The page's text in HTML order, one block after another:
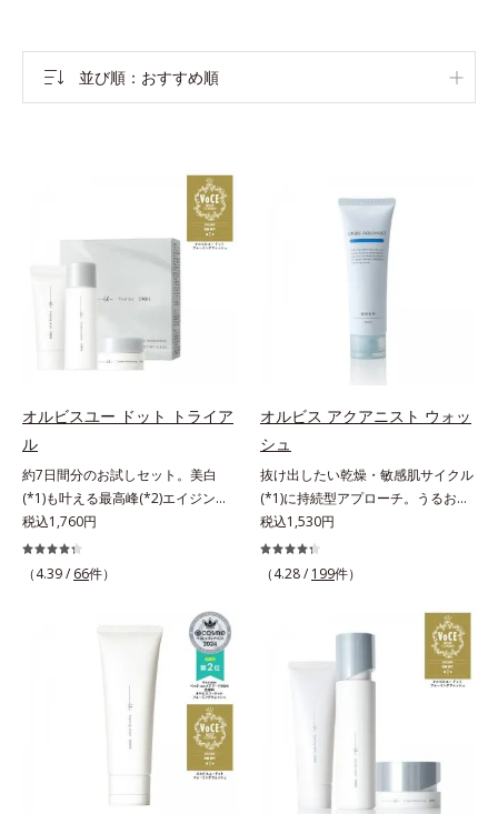
並び順 おすすめ順
オルビスユー ドット トライア
ル
約7日間分のお試しセット。美白
(*1)も叶える最高峰(*2)エイジング
ケア(*3)。ハリも透明感(*4)も結果
主義。年齢サイン(*5)の因子に着目
した肌科学エイジングケア(*3)シリ
ズは、年齢による肌悩み一つ一つを
対処するのではなく、肌で起きてい
ることの根本原因に着目。加齢とと
もに現れる年齢サイン(*5)について
研究を進めたところ、弾力感のない
状態である「ハリのなさ」や、くす
み(*6)などが現れている状態である
「透明感のなさ」が現れることで大
人の肌印象に大きな影響を与えてい
税込1,760円
（4.39 / 66件）
オルビス アクアニスト ウォッ
シュ
抜け出したい乾燥・敏感肌サイクル
(*1)に持続型アプローチ。うるおい
を追求した敏感肌用保湿スキンケア
(*2)。うるおいを逃し、刺激を受け
やすい角層の“乾燥敏感スランプ
のうるおい研究により完成した、待
望の敏感肌用保湿スキンケアライン
「オルビス アクアニスト」。乾燥
敏感スランプの原因にアプローチす
合。もともと体内にあるアミノ酸は
異物として排出されにくく、肌にと
どまってうるおいを蓄えてくれま
す。刺激を受けやすくなった角層を
税込1,530円
（4.28 / 199件）